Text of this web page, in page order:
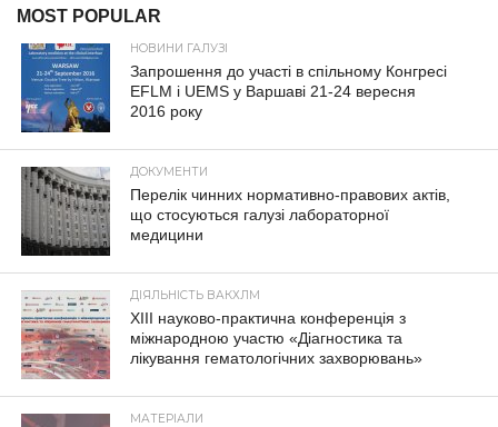
MOST POPULAR
НОВИНИ ГАЛУЗІ
Запрошення до участі в спільному Конгресі
EFLM і UEMS у Варшаві 21-24 вересня
2016 року
ДОКУМЕНТИ
Перелік чинних нормативно-правових актів,
що стосуються галузі лабораторної
медицини
ДІЯЛЬНІСТЬ ВАКХЛМ
XIII науково-практична конференція з
міжнародною участю «Діагностика та
лікування гематологічних захворювань»
МАТЕРІАЛИ